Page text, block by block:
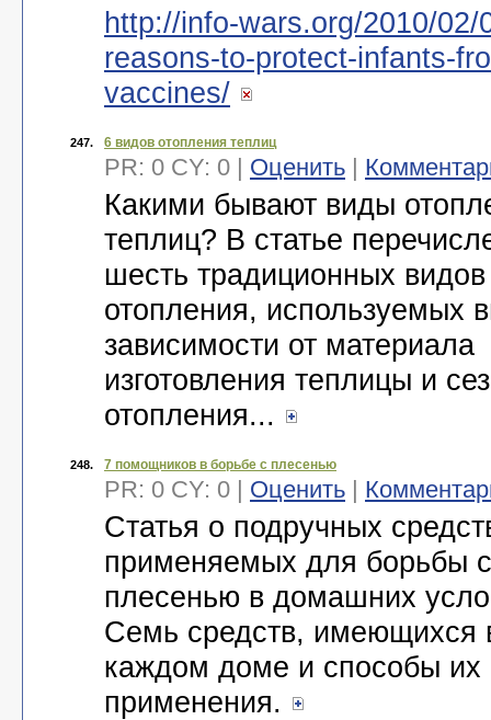
http://info-wars.org/2010/02/
reasons-to-protect-infants-
vaccines/
247. 6 видов отопления теплиц
PR: 0 CY: 0 | Оценить |
Какими бывают виды
теплиц? В статье
шесть традиционных видов
отопления, используемых
зависимости от материала
изготовления теплицы и
отопления...
248. 7 помощников в борьбе с плесенью
PR: 0 CY: 0 | Оценить |
Статья о подручных
применяемых для борьбы с
плесенью в домашних
Семь средств, имеющихся
каждом доме и способы их
применения.